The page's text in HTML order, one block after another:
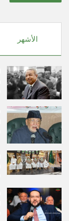
الأشهر